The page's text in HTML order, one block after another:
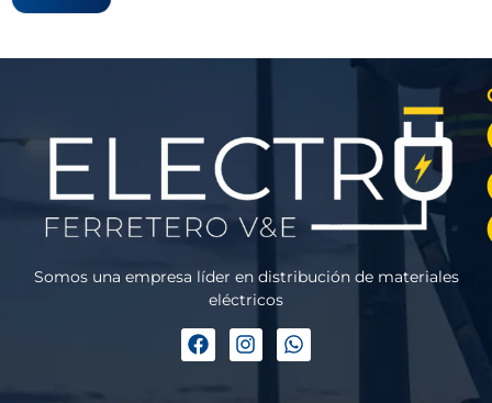
Somos una empresa líder en distribución de materiales
eléctricos